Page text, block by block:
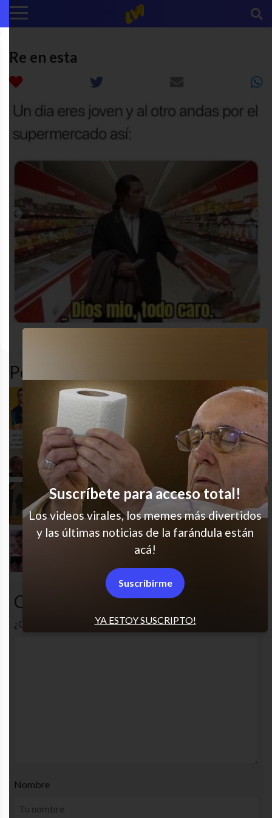
Re en esta
Popular en LVI
Una vez lo llegué a abrir!
Ah casi
La verdad verdadera
Me identifica muchísimo
Comentarios
¿Cuál es tu opinión? Comenta!
Nombre
YA ESTOY SUSCRIPTO!
Suscríbete para acceso total!
Los videos virales, los memes más divertidos
y las últimas noticias de la farándula están
acá!
Suscribirme